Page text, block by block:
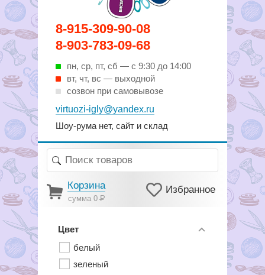
8-915-309-90-08
8-903-783-09-68
пн, ср, пт, cб — с 9:30 до 14:00
вт, чт, вс — выходной
созвон при самовывозе
virtuozi-igly@yandex.ru
Шоу-рума нет, сайт и склад
Вирутозы иглы. Товары для
шитья и рукоделья
Корзина
сумма 0Р
Избранное
Цвет
белый
зеленый